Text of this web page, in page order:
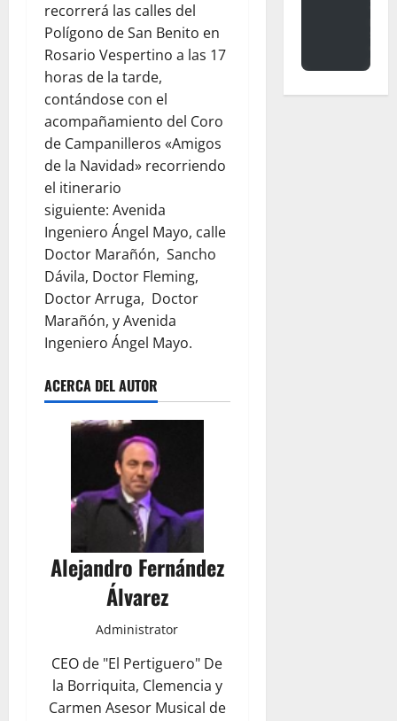
recorrerá las calles del
Polígono de San Benito en
Rosario Vespertino a las 17
horas de la tarde,
contándose con el
acompañamiento del Coro
de Campanilleros «Amigos
de la Navidad» recorriendo
el itinerario
siguiente: Avenida
Ingeniero Ángel Mayo, calle
Doctor Marañón, Sancho
Dávila, Doctor Fleming,
Doctor Arruga, Doctor
Marañón, y Avenida
Ingeniero Ángel Mayo.
ACERCA DEL AUTOR
Alejandro Fernández
Álvarez
Administrator
CEO de "El Pertiguero" De
la Borriquita, Clemencia y
Carmen Asesor Musical de